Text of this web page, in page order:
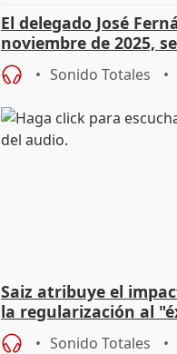
El delegado José
noviembre de 2025,
9.810 ayudas por
Sonido Totales
Saiz atribuye el
la regularización al
del Gobierno
Sonido Totales